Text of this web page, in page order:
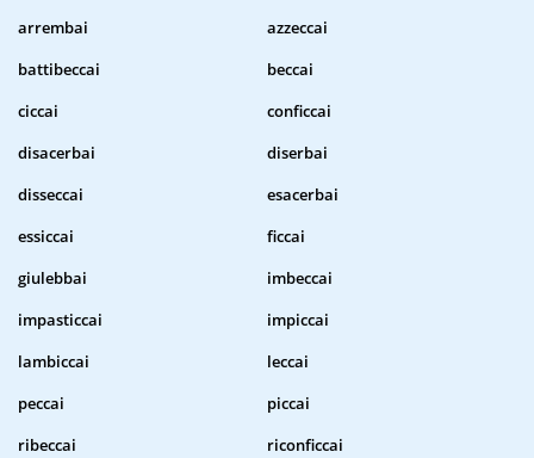
arrembai
azzeccai
battibeccai
beccai
ciccai
conficcai
disacerbai
diserbai
disseccai
esacerbai
essiccai
ficcai
giulebbai
imbeccai
impasticcai
impiccai
lambiccai
leccai
peccai
piccai
ribeccai
riconficcai